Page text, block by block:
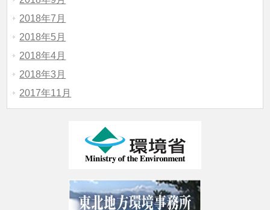
2018年7月
2018年5月
2018年4月
2018年3月
2017年11月